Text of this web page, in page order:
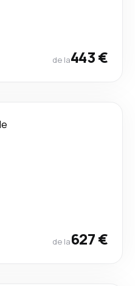
de la443 €
de la627 €